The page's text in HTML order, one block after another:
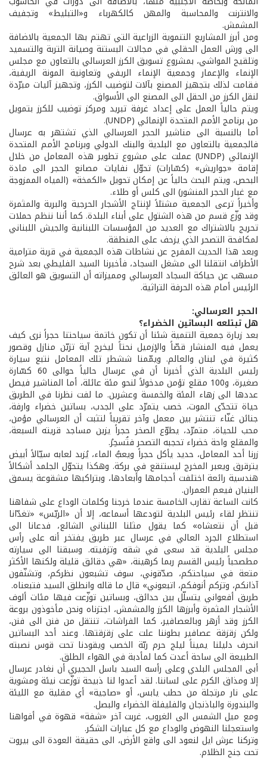
والانترنت والمحاسبة والمهن كالكهرباء و«التبليط» وتجفيف
المشمش.
ومن أبرز المشاريع التنموية الزراعية التي تهتم بها الجمعية بالاضافة
الى ورش العمل الحقلي في مجالات البستنة وصيانة التربة والتسميد
وتلقيح المواشي، بمشروع تسويق الكرز العرسالي بالتعاون مع مجلس
الإنماء والإعمار وجمعية الإنماء الريفي وتعاونية المونة الريفية،
فقامت لذلك بتجهيز المصنع بآلات لتوضيب الكرز، وتجهيز آليات مبرّدة
لنقل الكرز من الحقل الى المصنع الى الأسواق.
ويتم حالياً العمل على إعداد غرفة تبريد ومركز توضيب للكرز بتمويل
من برنامج الأمم المتحدة الإنمائي (UNDP).
أما بالنسبة الى مناشير الحجر العرسالي الذي تشتهر به عرسال
فالجمعية بالتعاون مع البلدية والبنك الدولي وبرنامج الأمم المتحدة
الإنمائي (UNDP) عملت على مشروع تطوير هذه المعامل من خلال
إقامة «جواريش» (كسّارات) تحوّل نفايات مصانع الحجر الى مادة
البحص، ويتم البحث حالياً عن إمكان تحويل «الكمخة» (المياه الممزوجة
مع غبار الحجر المنشور) الى كلس أو طلاء.
وأخيراً ترعى الجمعية مشتلاً لإنتاج الأشجار الحرجية والبرية والمثمرة
وقد وزّع قسم من هذه الشتول على أبناء البلدة. كما أننا ننظم حملات
تحريج بالاشتراك مع العديد من المؤسسات اللبنانية والجيش اللبناني
لمكافحة التصحر الذي يزحف على المنطقة.
وبعد هذا الحديث المفرح عن نشاطات هذه الجمعية في قرية مترامية
الأطراف انتقلنا الى مشغل السجاد، فأخبرنا السيد الفليطي بعد شرح
مسهب عن حياكة السجاد العرسالي ومميزاته أن التسويق هو العائق
الرئيس أمام هذه الحرفة التراثية.
الحجر العرسالي:
هل تبتلعه البساتين الخضراء؟
بعد زيارة جمعية التنمية شئنا أن تكون خاتمة سياحتنا حجراً نرى كيف
يعمل فيه المنشار قصّاً والإزميل نحتاً ليخرج آية تزيّن منازل وقصور
كثيرة في لبنان والعالم. ويمّمنا ششطر تلك المعامل نتبع سيارة
رئيس البلدية الذي أخبرنا أن في عرسال حالياً حوالى 60 كسّارة
صغيرة، و100 مقلع تؤمن مدخولاً لنحو مئة عائلة، أما المناشير فيصل
عددها الى زهاء المئة والخمسة وعشرين. ما لفت نظرنا في الطريق
حياة تتحدّى الموت، خصب يتمرّد على الجدب، بساتين خضراء وارفة،
جنائن غنّاء تنتشر بين معمل وآخر تقريباً لتثبت أن العرسالي مؤمن،
محب للحياة، متمرّد، يطوّع الصخر حجراً يزين مساجد قريته السبعة،
والمقلع واحة خضراء تحجبه التصحر فتُسحِرُ.
زرنا أحد المعامل، حديد يأكل حجراً ويعبُّ الماء، يُزبد لعابه سيّالاً أبيض
يترقرق ويعبر المخرج ليستنقع في بركة. وهكذا يتحوّل الجلمد أشكالاً
هندسية رائعة اختلفت أحجامها وأبعادها، وبتراكبها مشقوعة يسمق
البنيان فيعم العمران.
كانت الساعة تقارب الخامسة عندما خرجنا وكلمات الوداع على شفاهنا
تنتظر لقاء رئيس البلدية لتودعها أسماعه، إلا أن «الريّس» «تغدّانا
قبل أن نتعشاه» كما يقول مثلنا اللبناني الشائع، فدعانا الى
استطلاع الجرد العالي في عرسال عبر طريق يفتخر أنه على رأس
مجلس البلدية قد سعى في شقه وتزفيته. وسبقنا الى سيارته
مطصحباً رئيس القسم ربما كرهينة، «هي دقائق قليلة ولكنها الأكثر
متعة في سياحتكم، صدّقوني، سوف تشبعون نظركم، وتشنّفون
آذانكم، وتزكم أنوفكم، اتبعوني» قال ما قاله وانطلق السيد فتبعناه.
طريق أفعواني يتسلّل بين حدائق، وبساتين توزّعت فيها مئات ألوف
الأشجار المثمرة وأبرزها الكرز والمشمش، اجتزناه ونحن مأخوذون بروعة
الكرز وقد أزهر وبالعصافير، كما الفراشات، تنتقل من فنن الى فنن،
ولكن زقزقة عصافير بطوننا علت على زقزقتها. وعند أحد البساتين
انحرف دليلنا يميناً ليلج حرم ربّة الخصب ويقودنا تحت قوس نصبته
الطبيعة الى ساحة أعدت كما لمأدبة في الهواء الطلق.
أبى المجلس البلدي وعلى رأسه السيد باسل الحجيري أن نغادر عرسال
إلا ومذاق الكرم على لساننا. لقد أعدوا لنا ذبيحة توزّعت نيئة ومشوية
على نار مرتجلة من حطب يابس، أو «صاجية» أي مقلية مع الليئة
والبندورة والباذنجان والفليفلة الخضراء والبصل.
ومع ميل الشمس الى الغروب، غربت آخر «شفة» قهوة في أفواهنا
واستعجلنا النهوض والوداع مع كل عبارات الشكر.
وتركنا عرش ايل لنعود الى واقع الأرض، الى حقيقة العودة الى بيروت
تحت جنح الظلام.